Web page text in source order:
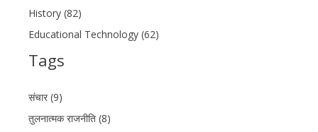
History (82)
Educational Technology (62)
Tags
संचार (9)
तुलनात्मक राजनीति (8)